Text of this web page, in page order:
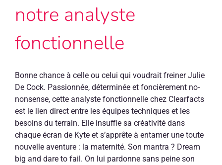
notre analyste
fonctionnelle
Bonne chance à celle ou celui qui voudrait freiner Julie
De Cock. Passionnée, déterminée et foncièrement no-
nonsense, cette analyste fonctionnelle chez Clearfacts
est le lien direct entre les équipes techniques et les
besoins du terrain. Elle insuffle sa créativité dans
chaque écran de Kyte et s’apprête à entamer une toute
nouvelle aventure : la maternité. Son mantra ? Dream
big and dare to fail. On lui pardonne sans peine son